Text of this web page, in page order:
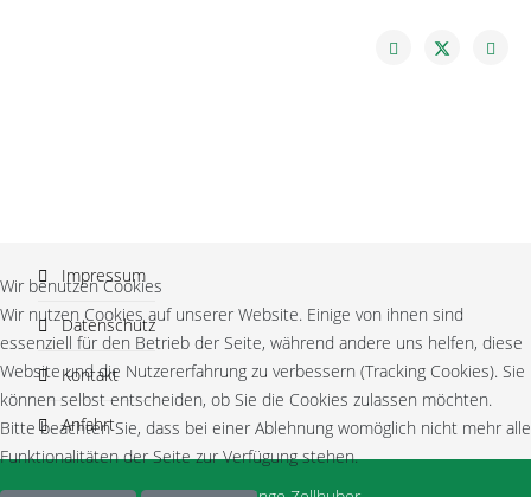
Impressum
Datenschutz
Kontakt
Anfahrt
Wir benutzen Cookies
Wir nutzen Cookies auf unserer Website. Einige von ihnen sind
essenziell für den Betrieb der Seite, während andere uns helfen, diese
Website und die Nutzererfahrung zu verbessern (Tracking Cookies). Sie
können selbst entscheiden, ob Sie die Cookies zulassen möchten.
Bitte beachten Sie, dass bei einer Ablehnung womöglich nicht mehr alle
Funktionalitäten der Seite zur Verfügung stehen.